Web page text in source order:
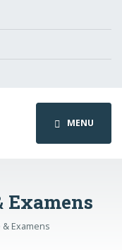
MENU
Examens
& Examens